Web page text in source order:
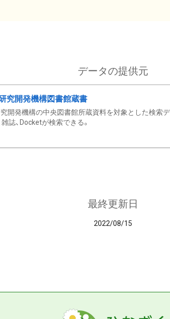
データの提供元
究開発機構図書館蔵書
開発機構の中央図書館所蔵資料を対象とした検索
雑誌、Docketが検索できる。
最終更新日
2022/08/15